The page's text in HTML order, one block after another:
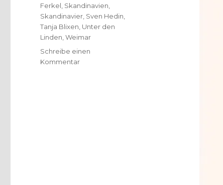
Ferkel Skandinavien
Skandinavier Sven Hedin
Tanja Blixen Unter den
Linden ,Weimar
Schreibe einen
Kommentarzu